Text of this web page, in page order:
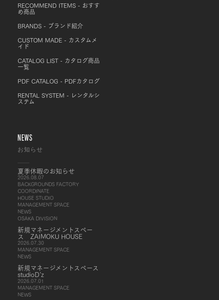
RECOMMEND ITEMS - おすす
め商品
BRANDS - ブランド紹介
CUSTOM MADE - カスタムメ
イド
CATALOG LIST - カタログ商品
一覧
PDF CATALOG - PDFカタログ
RENTAL SYSTEM - レンタルシ
ステム
NEWS
お知らせ
夏季休暇のお知らせ
2026.08.07
BACKGROUNDS FACTORY
COORDINATE
HOUSE STUDIO
MANAGEMENT SPACE
NEWS
OSAKA DIVISION
新規マネージメントスペー
ス ZAIMOKU HOUSE
2026.07.30
MANAGEMENT SPACE
NEWS
新規マネージメントスペース
studioD’z
2026.07.01
MANAGEMENT SPACE
NEWS